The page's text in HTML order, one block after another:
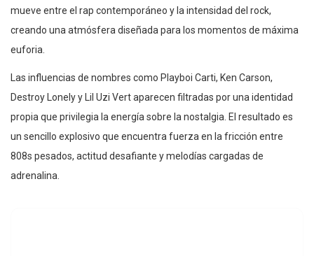
mueve entre el rap contemporáneo y la intensidad del rock,
creando una atmósfera diseñada para los momentos de máxima
euforia.
Las influencias de nombres como Playboi Carti, Ken Carson,
Destroy Lonely y Lil Uzi Vert aparecen filtradas por una identidad
propia que privilegia la energía sobre la nostalgia. El resultado es
un sencillo explosivo que encuentra fuerza en la fricción entre
808s pesados, actitud desafiante y melodías cargadas de
adrenalina.